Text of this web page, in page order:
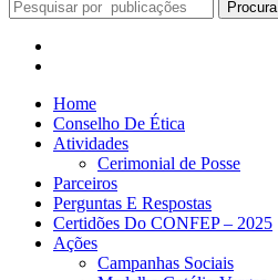
Procura
Home
Conselho De Ética
Atividades
Cerimonial de Posse
Parceiros
Perguntas E Respostas
Certidões Do CONFEP – 2025
Ações
Campanhas Sociais